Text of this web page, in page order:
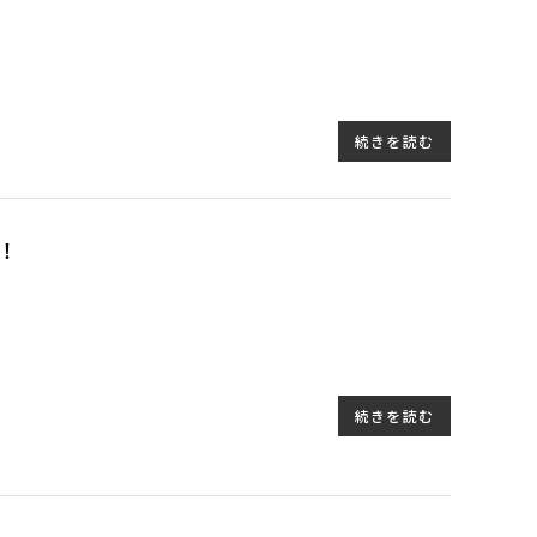
続きを読む
続きを読む